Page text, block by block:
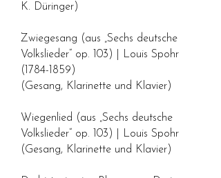
K. Düringer)
Zwiegesang (aus „Sechs deutsche
Volkslieder“ op. 103) | Louis Spohr
(1784-1859)
(Gesang, Klarinette und Klavier)
Wiegenlied (aus „Sechs deutsche
Volkslieder“ op. 103) | Louis Spohr
(Gesang, Klarinette und Klavier)